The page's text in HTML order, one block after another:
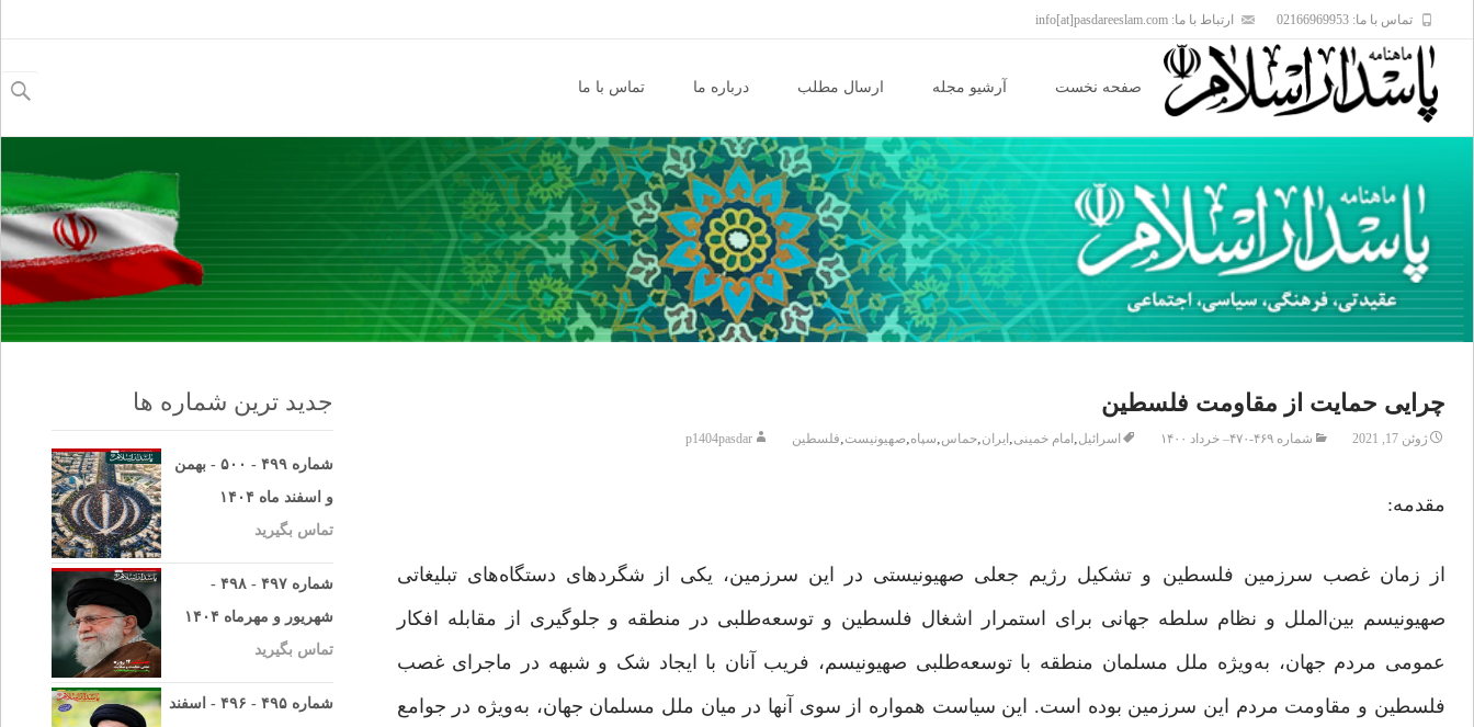
تماس با ما: 02166969953 ارتباط با ما: info[at]pasdareeslam.com
content
صفحه نخست آرشیو مجله ارسال مطلب درباره ما تماس با ما
برای:
چرایی حمایت از مقاومت فلسطین
ژوئن 17, 2021 شماره ۴۶۹-۴۷۰– خرداد ۱۴۰۰ اسرائیل, امام خمینی, ایران,حماس,سپاه,صهیونیست,فلسطین p1404pasdar
مقدمه:
از زمان غصب سرزمین فلسطین و تشکیل رژیم جعلی صهیونیستی در این سرزمین، یکی از شگردهای دستگاه‌های تبلیغاتی
صهیونیسم بین‌الملل و نظام سلطه جهانی برای استمرار اشغال فلسطین و توسعه‌طلبی در منطقه و جلوگیری از مقابله افکار
عمومی مردم جهان، به‌ویژه ملل مسلمان منطقه با توسعه‌طلبی صهیونیسم، فریب آنان با ایجاد شک و شبهه در ماجرای غصب
فلسطین و مقاومت مردم این سرزمین بوده است. این سیاست همواره از سوی آنها در میان ملل مسلمان جهان، به‌ویژه در جوامع
جدید ترین شماره ها
شماره ۴۹۹ - ۵۰۰ - بهمن
و اسفند ماه ۱۴۰۴
تماس بگیرید
شماره ۴۹۷ - ۴۹۸ -
شهریور و مهرماه ۱۴۰۴
تماس بگیرید
شماره ۴۹۵ - ۴۹۶ - اسفند